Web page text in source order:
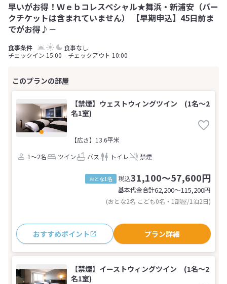
早いがお得！Ｗｅｂコレスペシャル★舞浜・新浦安（パー
クチケットは含まれていません） 【早期申込】45日前ま
でがお得♪－
食事なし
チェックイン 15:00 チェックアウト 10:00
【禁煙】ウェストウィングツイン (1名～2
名1室)
【広さ】13.6平米
1～2名
ツイン バス トイレ 禁煙
おとな1名 税込31,100～57,600円
基本代金合計62,200〜115,200円
(おとな2名 こども0名・1部屋/1泊2日)
おすすめポイント プラン詳細
【禁煙】イーストウィングツイン (1名～2
名1室)